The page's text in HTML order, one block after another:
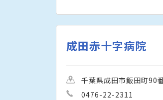
成田赤十字病院
千葉県成田市飯田町90
0476-22-2311